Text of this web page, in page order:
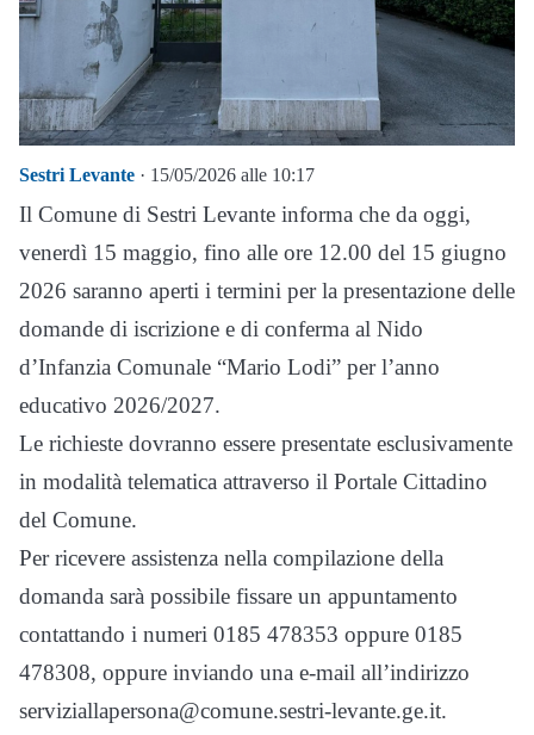
Sestri Levante · 15/05/2026 alle 10:17
Il Comune di Sestri Levante informa che da oggi,
venerdì 15 maggio, fino alle ore 12.00 del 15 giugno
2026 saranno aperti i termini per la presentazione delle
domande di iscrizione e di conferma al Nido
d’Infanzia Comunale “Mario Lodi” per l’anno
educativo 2026/2027.
Le richieste dovranno essere presentate esclusivamente
in modalità telematica attraverso il Portale Cittadino
del Comune.
Per ricevere assistenza nella compilazione della
domanda sarà possibile fissare un appuntamento
contattando i numeri 0185 478353 oppure 0185
478308, oppure inviando una e-mail all’indirizzo
serviziallapersona@comune.sestri-levante.ge.it.